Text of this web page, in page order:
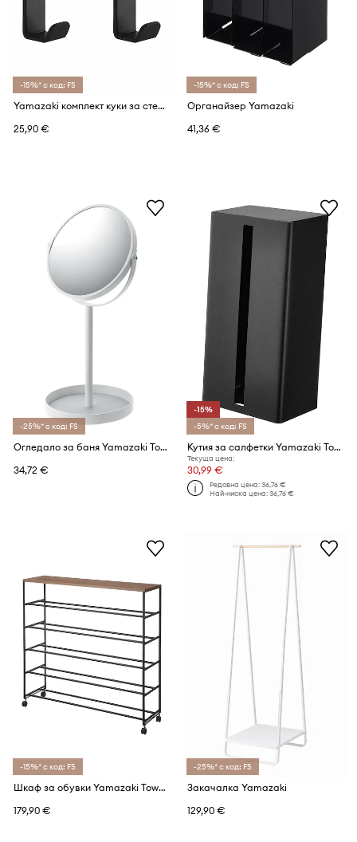
-15%* с код: FS
Yamazaki комплект куки за стена от стомана 2,2 x 3 x 6 cm
25,90 €
-15%* с код: FS
Органайзер Yamazaki
41,36 €
-25%* с код: FS
Огледало за баня Yamazaki Tower 17,5 x 14 x 33 cm
34,72 €
-15%
-5%* с код: FS
Кутия за салфетки Yamazaki Tower 12,6 x 9,7 x 23,7 cm
Текуща цена:
30,99 €
Редовна цена:36,76 €
Най-ниска цена:36,76 €
-15%* с код: FS
Шкаф за обувки Yamazaki Towert 90.5 x 26 x 87 cm
179,90 €
-25%* с код: FS
Закачалка Yamazaki
129,90 €